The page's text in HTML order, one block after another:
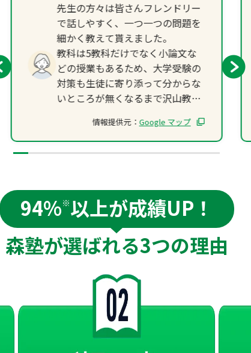
先生の方々は皆さんフレンドリー
で話しやすく、一つ一つの問題を
細かく教えて貰えました。
教科は5教科だけでなく小論文な
どの授業もあるため、大学受験の
対策も生徒に寄り添って分からな
いところが無くなるまで沢山教え
情報提供元： Google マップ
94%※以上が成績UP！
森塾が選ばれる3つの理由